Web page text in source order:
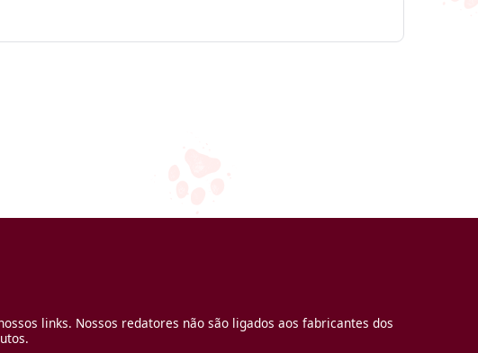
links. Nossos redatores não são ligados aos fabricantes dos